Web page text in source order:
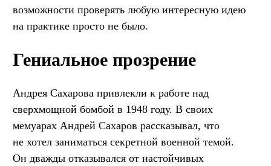
возможности проверять любую интересную идею
на практике просто не было.
Гениальное прозрение
Андрея Сахарова привлекли к работе над
сверхмощной бомбой в 1948 году. В своих
мемуарах Андрей Сахаров рассказывал, что
не хотел заниматься секретной военной темой.
Он дважды отказывался от настойчивых